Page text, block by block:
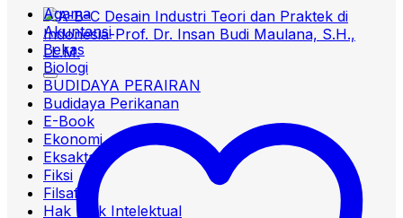
Agama
Akuntansi
Bekas
Biologi
BUDIDAYA PERAIRAN
Budidaya Perikanan
E-Book
Ekonomi
Eksakta
Fiksi
Filsafat
Hak Milik Intelektual